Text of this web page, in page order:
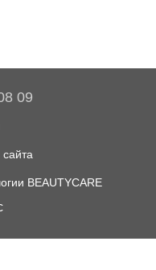
09
BEAUTYCARE